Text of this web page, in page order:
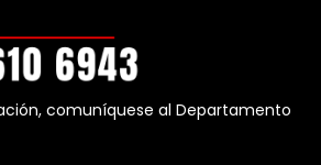
comuníquese al Departamento